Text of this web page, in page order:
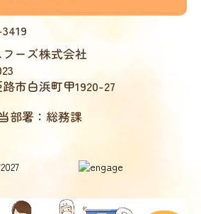
ーズ株式会社
市白浜町甲1920-27
部署：総務課